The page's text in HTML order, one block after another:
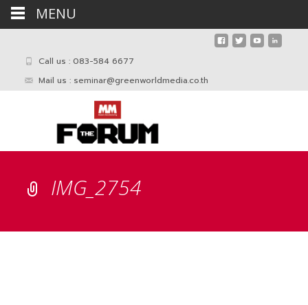
Call us : 083-584 6677
Mail us : seminar@greenworldmedia.co.th
IMG_2754
MENU